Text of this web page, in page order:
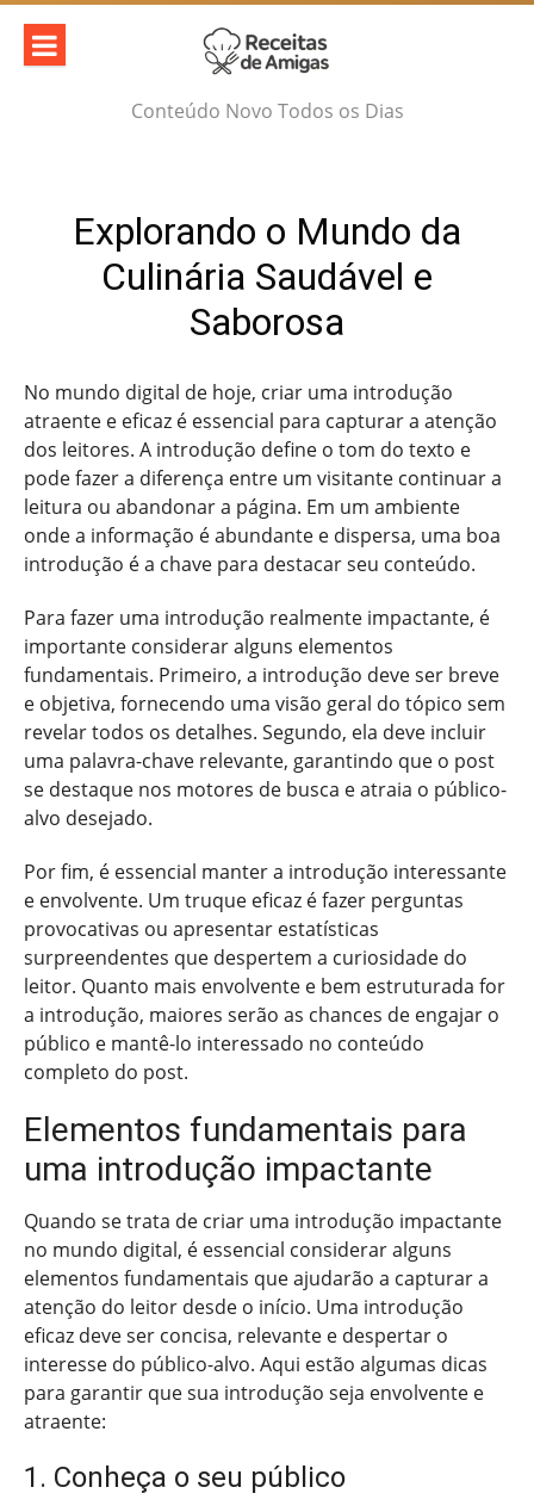
Skip
content
Conteúdo Novo Todos os Dias
Explorando o Mundo da
Culinária Saudável e
Saborosa
No mundo digital de hoje, criar uma introdução
atraente e eficaz é essencial para capturar a atenção
dos leitores. A introdução define o tom do texto e
pode fazer a diferença entre um visitante continuar a
leitura ou abandonar a página. Em um ambiente
onde a informação é abundante e dispersa, uma boa
introdução é a chave para destacar seu conteúdo.
Para fazer uma introdução realmente impactante, é
importante considerar alguns elementos
fundamentais. Primeiro, a introdução deve ser breve
e objetiva, fornecendo uma visão geral do tópico sem
revelar todos os detalhes. Segundo, ela deve incluir
uma palavra-chave relevante, garantindo que o post
se destaque nos motores de busca e atraia o público-
alvo desejado.
Por fim, é essencial manter a introdução interessante
e envolvente. Um truque eficaz é fazer perguntas
provocativas ou apresentar estatísticas
surpreendentes que despertem a curiosidade do
leitor. Quanto mais envolvente e bem estruturada for
a introdução, maiores serão as chances de engajar o
público e mantê-lo interessado no conteúdo
completo do post.
Elementos fundamentais para
uma introdução impactante
Quando se trata de criar uma introdução impactante
no mundo digital, é essencial considerar alguns
elementos fundamentais que ajudarão a capturar a
atenção do leitor desde o início. Uma introdução
eficaz deve ser concisa, relevante e despertar o
interesse do público-alvo. Aqui estão algumas dicas
para garantir que sua introdução seja envolvente e
atraente:
1. Conheça o seu público